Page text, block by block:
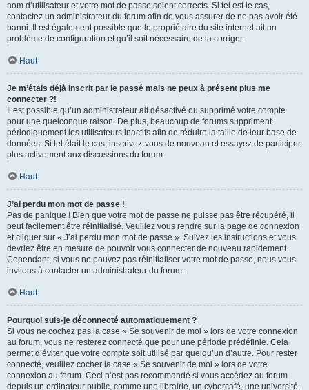
nom d’utilisateur et votre mot de passe soient corrects. Si tel est le cas,
contactez un administrateur du forum afin de vous assurer de ne pas avoir été
banni. Il est également possible que le propriétaire du site internet ait un
problème de configuration et qu’il soit nécessaire de la corriger.
Haut
Je m’étais déjà inscrit par le passé mais ne peux à présent plus me
connecter ?!
Il est possible qu’un administrateur ait désactivé ou supprimé votre compte
pour une quelconque raison. De plus, beaucoup de forums suppriment
périodiquement les utilisateurs inactifs afin de réduire la taille de leur base de
données. Si tel était le cas, inscrivez-vous de nouveau et essayez de participer
plus activement aux discussions du forum.
Haut
J’ai perdu mon mot de passe !
Pas de panique ! Bien que votre mot de passe ne puisse pas être récupéré, il
peut facilement être réinitialisé. Veuillez vous rendre sur la page de connexion
et cliquer sur « J’ai perdu mon mot de passe ». Suivez les instructions et vous
devriez être en mesure de pouvoir vous connecter de nouveau rapidement.
Cependant, si vous ne pouvez pas réinitialiser votre mot de passe, nous vous
invitons à contacter un administrateur du forum.
Haut
Pourquoi suis-je déconnecté automatiquement ?
Si vous ne cochez pas la case « Se souvenir de moi » lors de votre connexion
au forum, vous ne resterez connecté que pour une période prédéfinie. Cela
permet d’éviter que votre compte soit utilisé par quelqu’un d’autre. Pour rester
connecté, veuillez cocher la case « Se souvenir de moi » lors de votre
connexion au forum. Ceci n’est pas recommandé si vous accédez au forum
depuis un ordinateur public, comme une librairie, un cybercafé, une université,